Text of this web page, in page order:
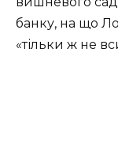
банку, на що
«тільки ж не